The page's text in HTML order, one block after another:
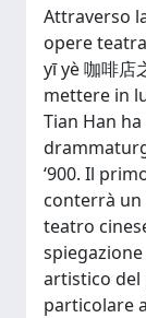
Attraverso
opere
yī yè 咖啡
mettere in
Tian Han
‘900. Il
conterrà un
teatro
artistico del
particolare